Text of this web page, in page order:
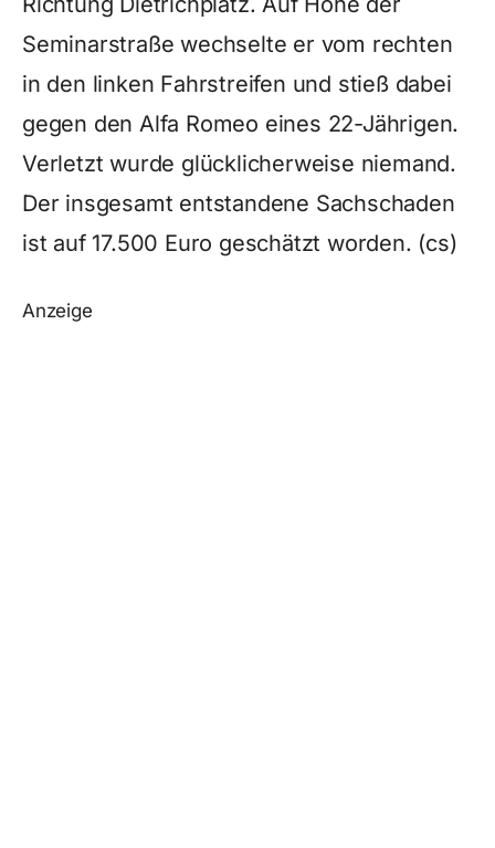
Seminarstraße wechselte er vom rechten
in den linken Fahrstreifen und stieß dabei
gegen den Alfa Romeo eines 22-Jährigen.
Verletzt wurde glücklicherweise niemand.
Der insgesamt entstandene Sachschaden
ist auf 17.500 Euro geschätzt worden. (cs)
Anzeige